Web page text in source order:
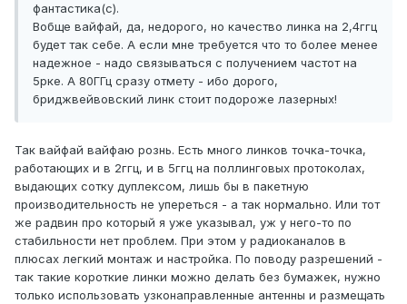
фантастика(с).
Вобще вайфай, да, недорого, но качество линка на 2,4ггц
будет так себе. А если мне требуется что то более менее
надежное - надо связываться с получением частот на
5рке. А 80ГГц сразу отмету - ибо дорого,
бриджвейвовский линк стоит подороже лазерных!
Так вайфай вайфаю рознь. Есть много линков точка-точка,
работающих и в 2ггц, и в 5ггц на поллинговых протоколах,
выдающих сотку дуплексом, лишь бы в пакетную
производительность не упереться - а так нормально. Или тот
же радвин про который я уже указывал, уж у него-то по
стабильности нет проблем. При этом у радиоканалов в
плюсах легкий монтаж и настройка. По поводу разрешений -
так такие короткие линки можно делать без бумажек, нужно
только использовать узконаправленные антенны и размещать